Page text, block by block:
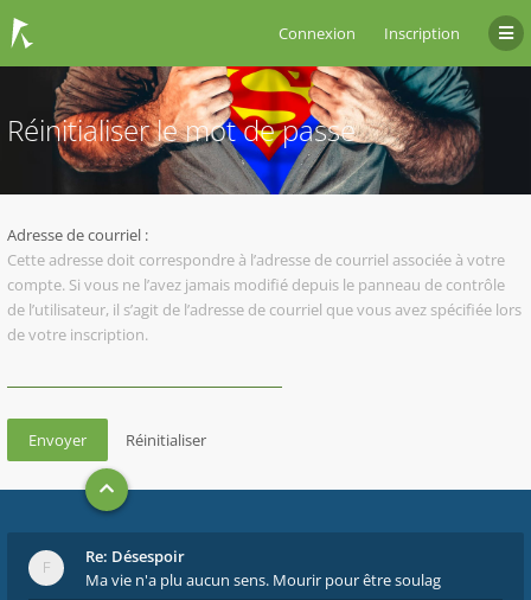
Connexion Inscription
Réinitialiser le mot de passe
Adresse de courriel :
Cette adresse doit correspondre à l’adresse de courriel associée à votre
compte. Si vous ne l’avez jamais modifié depuis le panneau de contrôle
de l’utilisateur, il s’agit de l’adresse de courriel que vous avez spécifiée lors
de votre inscription.
Re: Désespoir
Ma vie n'a plu aucun sens. Mourir pour être soulag